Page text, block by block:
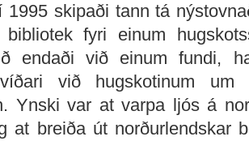
1995 skipaði tann tá
bibliotek fyri einum
endaði við einum fundi,
við hugskotinum um
Ynski var at varpa ljós á
at breiða út norðurlendskar